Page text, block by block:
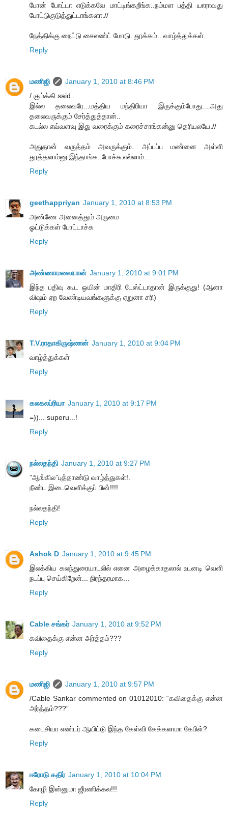
போன் போட்டா எடுக்கவே மாட்டிங்கறீங்க..நம்மள பத்தி யாராவது
போட்டுகுடுத்துட்டாங்களா.//
நேத்திக்கு நைட்டு சைலண்ட் மோடு. தூக்கம்.. வாழ்த்துக்கள்.
Reply
மணிஜி
January 1, 2010 at 8:46 PM
/ கும்க்கி said...
இல்ல தலைவரே...மத்திய மந்திரியா இருக்கும்போது....அது
தலைவருக்கும் சேர்த்துத்தான்..
கடல்ல எவ்வளவு இது வரைக்கும் கரைச்சாங்கன்னு தெரியலயே.//
அதுதான் வருத்தம் அவருக்கும். அப்பப்ப மண்னை அள்ளி
தூத்தலாம்னு இந்தாங்க..போச்சு.எல்லாம்...
Reply
geethappriyan January 1, 2010 at 8:53 PM
அண்ணே அனைத்தும் அருமை
ஓட்டுக்கள் போட்டாச்சு
Reply
அண்ணாமலையான் January 1, 2010 at 9:01 PM
இந்த பதிவு கூட ஒயின் மாதிரி டேஸ்ட்டாதான் இருக்குது! (ஆனா
விஷம் ஏற வேண்டியவங்களுக்கு ஏறுனா சரி)
Reply
T.V.ராதாகிருஷ்ணன் January 1, 2010 at 9:04 PM
வாழ்த்துக்கள்
Reply
கலகலப்ரியா January 1, 2010 at 9:17 PM
=))... superu...!
Reply
நல்லதந்தி January 1, 2010 at 9:27 PM
”ஆங்கில”புத்தாண்டு வாழ்த்துகள்!.
நீண்ட இடைவெளிக்குப் பின்!!!!
நல்லதந்தி!
Reply
Ashok D January 1, 2010 at 9:45 PM
இலக்கிய கலந்துரையாடலில் எனை அழைக்காதலால் உடனடி வெளி
நடப்பு செய்கிறேன்... நிரந்தரமாக...
Reply
Cable சங்கர் January 1, 2010 at 9:52 PM
கவிதைக்கு என்ன அர்த்தம்???
Reply
மணிஜி
January 1, 2010 at 9:57 PM
/Cable Sankar commented on 01012010: “கவிதைக்கு என்ன
அர்த்தம்???”
கடைசியா எண்டர் ஆயிட்டு இந்த கேள்வி கேக்கலாமா கேபிள்?
Reply
ஈரோடு கதிர் January 1, 2010 at 10:04 PM
கோழி இன்னுமா ஜீரணிக்கல!!!
Reply